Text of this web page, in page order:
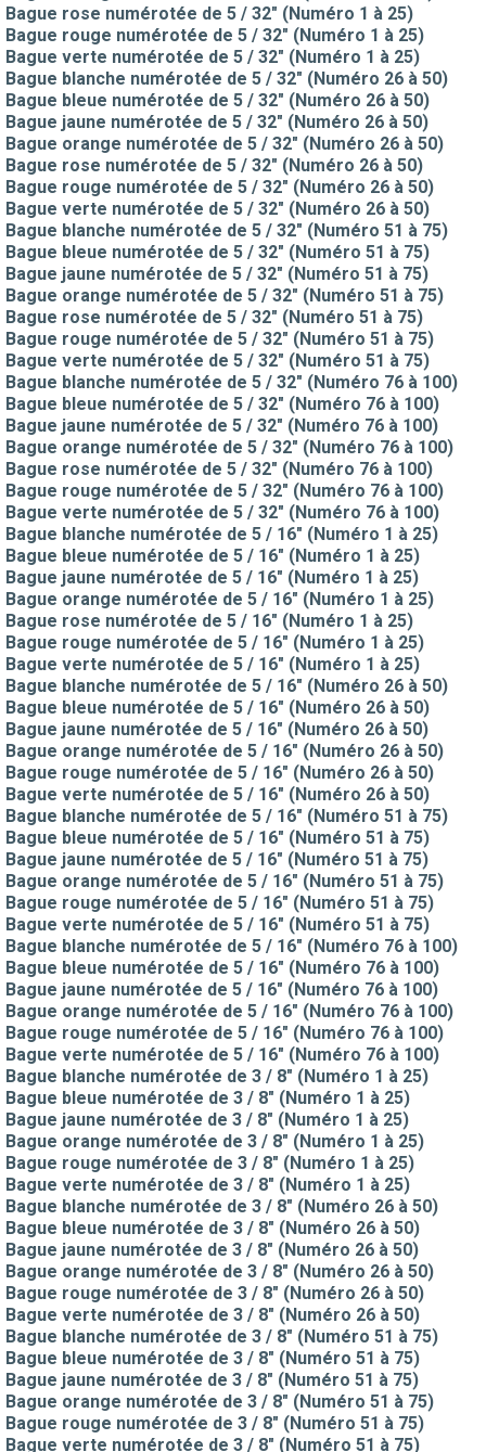
Bague rose numérotée de 5 / 32" (Numéro 1 à 25)
Bague rouge numérotée de 5 / 32" (Numéro 1 à 25)
Bague verte numérotée de 5 / 32" (Numéro 1 à 25)
Bague blanche numérotée de 5 / 32" (Numéro 26 à 50)
Bague bleue numérotée de 5 / 32" (Numéro 26 à 50)
Bague jaune numérotée de 5 / 32" (Numéro 26 à 50)
Bague orange numérotée de 5 / 32" (Numéro 26 à 50)
Bague rose numérotée de 5 / 32" (Numéro 26 à 50)
Bague rouge numérotée de 5 / 32" (Numéro 26 à 50)
Bague verte numérotée de 5 / 32" (Numéro 26 à 50)
Bague blanche numérotée de 5 / 32" (Numéro 51 à 75)
Bague bleue numérotée de 5 / 32" (Numéro 51 à 75)
Bague jaune numérotée de 5 / 32" (Numéro 51 à 75)
Bague orange numérotée de 5 / 32" (Numéro 51 à 75)
Bague rose numérotée de 5 / 32" (Numéro 51 à 75)
Bague rouge numérotée de 5 / 32" (Numéro 51 à 75)
Bague verte numérotée de 5 / 32" (Numéro 51 à 75)
Bague blanche numérotée de 5 / 32" (Numéro 76 à 100)
Bague bleue numérotée de 5 / 32" (Numéro 76 à 100)
Bague jaune numérotée de 5 / 32" (Numéro 76 à 100)
Bague orange numérotée de 5 / 32" (Numéro 76 à 100)
Bague rose numérotée de 5 / 32" (Numéro 76 à 100)
Bague rouge numérotée de 5 / 32" (Numéro 76 à 100)
Bague verte numérotée de 5 / 32" (Numéro 76 à 100)
Bague blanche numérotée de 5 / 16" (Numéro 1 à 25)
Bague bleue numérotée de 5 / 16" (Numéro 1 à 25)
Bague jaune numérotée de 5 / 16" (Numéro 1 à 25)
Bague orange numérotée de 5 / 16" (Numéro 1 à 25)
Bague rose numérotée de 5 / 16" (Numéro 1 à 25)
Bague rouge numérotée de 5 / 16" (Numéro 1 à 25)
Bague verte numérotée de 5 / 16" (Numéro 1 à 25)
Bague blanche numérotée de 5 / 16" (Numéro 26 à 50)
Bague bleue numérotée de 5 / 16" (Numéro 26 à 50)
Bague jaune numérotée de 5 / 16" (Numéro 26 à 50)
Bague orange numérotée de 5 / 16" (Numéro 26 à 50)
Bague rouge numérotée de 5 / 16" (Numéro 26 à 50)
Bague verte numérotée de 5 / 16" (Numéro 26 à 50)
Bague blanche numérotée de 5 / 16" (Numéro 51 à 75)
Bague bleue numérotée de 5 / 16" (Numéro 51 à 75)
Bague jaune numérotée de 5 / 16" (Numéro 51 à 75)
Bague orange numérotée de 5 / 16" (Numéro 51 à 75)
Bague rouge numérotée de 5 / 16" (Numéro 51 à 75)
Bague verte numérotée de 5 / 16" (Numéro 51 à 75)
Bague blanche numérotée de 5 / 16" (Numéro 76 à 100)
Bague bleue numérotée de 5 / 16" (Numéro 76 à 100)
Bague jaune numérotée de 5 / 16" (Numéro 76 à 100)
Bague orange numérotée de 5 / 16" (Numéro 76 à 100)
Bague rouge numérotée de 5 / 16" (Numéro 76 à 100)
Bague verte numérotée de 5 / 16" (Numéro 76 à 100)
Bague blanche numérotée de 3 / 8" (Numéro 1 à 25)
Bague bleue numérotée de 3 / 8" (Numéro 1 à 25)
Bague jaune numérotée de 3 / 8" (Numéro 1 à 25)
Bague orange numérotée de 3 / 8" (Numéro 1 à 25)
Bague rouge numérotée de 3 / 8" (Numéro 1 à 25)
Bague verte numérotée de 3 / 8" (Numéro 1 à 25)
Bague blanche numérotée de 3 / 8" (Numéro 26 à 50)
Bague bleue numérotée de 3 / 8" (Numéro 26 à 50)
Bague jaune numérotée de 3 / 8" (Numéro 26 à 50)
Bague orange numérotée de 3 / 8" (Numéro 26 à 50)
Bague rouge numérotée de 3 / 8" (Numéro 26 à 50)
Bague verte numérotée de 3 / 8" (Numéro 26 à 50)
Bague blanche numérotée de 3 / 8" (Numéro 51 à 75)
Bague bleue numérotée de 3 / 8" (Numéro 51 à 75)
Bague jaune numérotée de 3 / 8" (Numéro 51 à 75)
Bague orange numérotée de 3 / 8" (Numéro 51 à 75)
Bague rouge numérotée de 3 / 8" (Numéro 51 à 75)
Bague verte numérotée de 3 / 8" (Numéro 51 à 75)